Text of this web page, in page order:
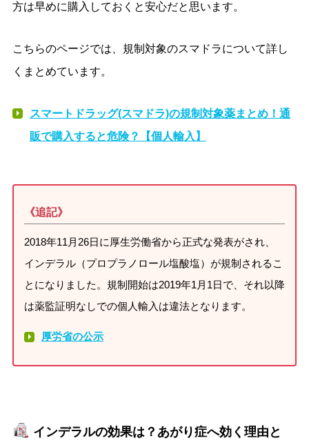
方は早めに購入しておくと安心だと思います。
こちらのページでは、規制対象のスマドラについて詳し
くまとめています。
スマートドラッグ(スマドラ)の規制対象薬まとめ！通
販で購入すると危険？【個人輸入】
《追記》
2018年11月26日に厚生労働省から正式な発表がされ、
インデラル（プロプラノロール塩酸塩）が規制されるこ
とになりました。規制開始は2019年1月1日で、それ以降
は薬監証明なしでの個人輸入は違法となります。
厚労省の公示
インデラルの効果は？あがり症へ効く理由と